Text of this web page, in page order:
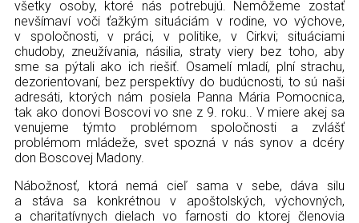
všetky osoby, ktoré nás potrebujú. Nemôžeme zostať
nevšímaví voči ťažkým situáciám v rodine, vo výchove,
v spoločnosti, v práci, v politike, v Cirkvi; situáciami
chudoby, zneužívania, násilia, straty viery bez toho, aby
sme sa pýtali ako ich riešiť. Osamelí mladí, plní strachu,
dezorientovaní, bez perspektívy do budúcnosti, to sú naši
adresáti, ktorých nám posiela Panna Mária Pomocnica,
tak ako donovi Boscovi vo sne z 9. roku.. V miere akej sa
venujeme týmto problémom spoločnosti a zvlášť
problémom mládeže, svet spozná v nás synov a dcéry
don Boscovej Madony.
Nábožnosť, ktorá nemá cieľ sama v sebe, dáva silu
a stáva sa konkrétnou v apoštolských, výchovných,
a charitatívnych dielach vo farnosti do ktorej členovia